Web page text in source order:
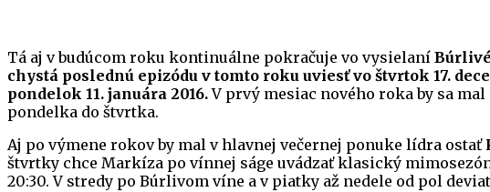
Tá aj v budúcom roku kontinuálne pokračuje vo vysielaní
chystá poslednú epizódu v tomto roku uviesť vo štvrtok 17.
pondelok 11. januára 2016.V prvý mesiac nového roka by sa
pondelka do štvrtka.
Aj po výmene rokov by mal v hlavnej večernej ponuke lídra ostať
štvrtky chce Markíza po vínnej ságe uvádzať klasický
20:30. V stredy po Búrlivom víne a v piatky až nedele od pol